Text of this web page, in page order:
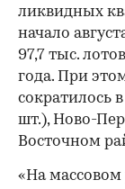
ликвидных
начало
97,7 тыс.
года. При
сократилось
шт.), Ново-
Восточном
«На